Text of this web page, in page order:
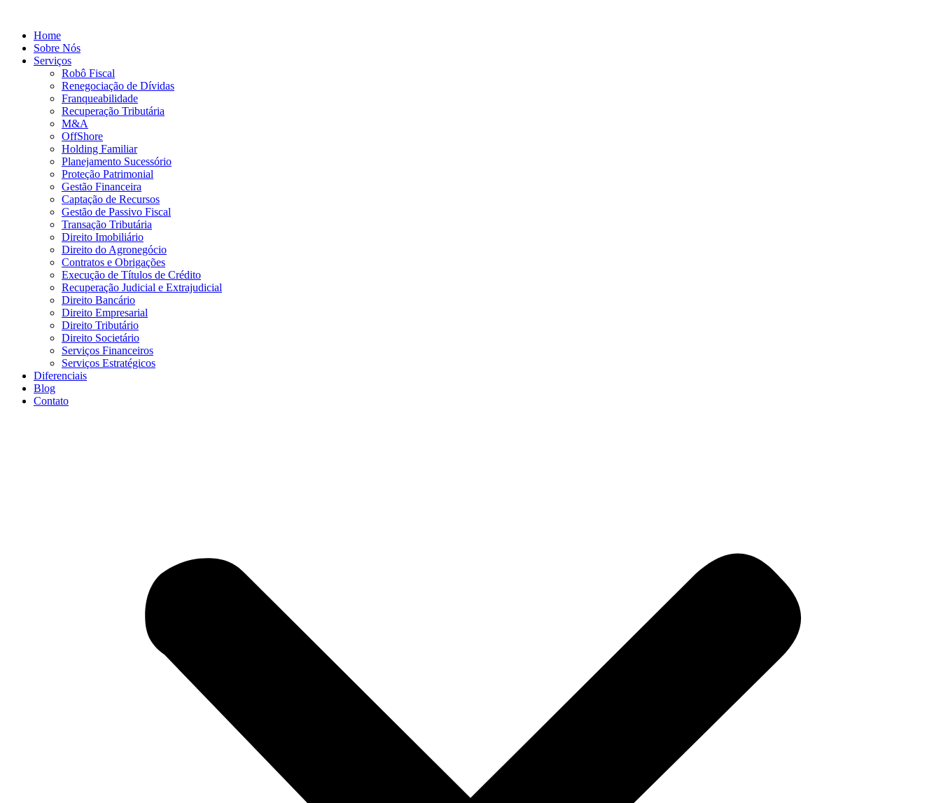
Home
Sobre Nós
Serviços
Robô Fiscal
Renegociação de Dívidas
Franqueabilidade
Recuperação Tributária
M&A
OffShore
Holding Familiar
Planejamento Sucessório
Proteção Patrimonial
Gestão Financeira
Captação de Recursos
Gestão de Passivo Fiscal
Transação Tributária
Direito Imobiliário
Direito do Agronegócio
Contratos e Obrigações
Execução de Títulos de Crédito
Recuperação Judicial e Extrajudicial
Direito Bancário
Direito Empresarial
Direito Tributário
Direito Societário
Serviços Financeiros
Serviços Estratégicos
Diferenciais
Blog
Contato